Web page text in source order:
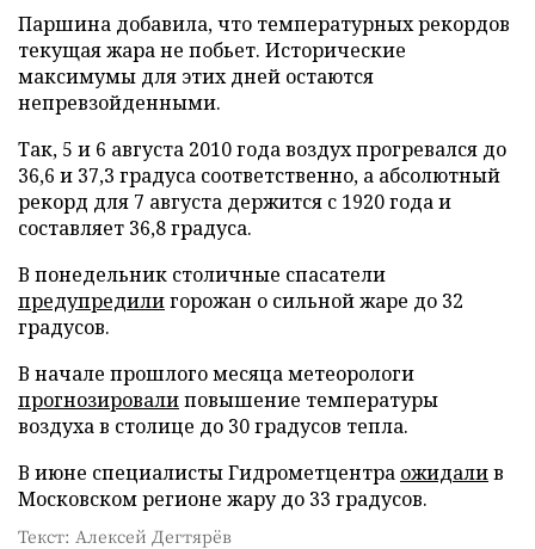
Паршина добавила, что температурных рекордов
текущая жара не побьет. Исторические
максимумы для этих дней остаются
непревзойденными.
Так, 5 и 6 августа 2010 года воздух прогревался до
36,6 и 37,3 градуса соответственно, а абсолютный
рекорд для 7 августа держится с 1920 года и
составляет 36,8 градуса.
В понедельник столичные спасатели
предупредилигорожан о сильной жаре до 32
градусов.
В начале прошлого месяца метеорологи
прогнозировалиповышение температуры
воздуха в столице до 30 градусов тепла.
В июне специалисты Гидрометцентра ожидалив
Московском регионе жару до 33 градусов.
Текст: Алексей Дегтярёв